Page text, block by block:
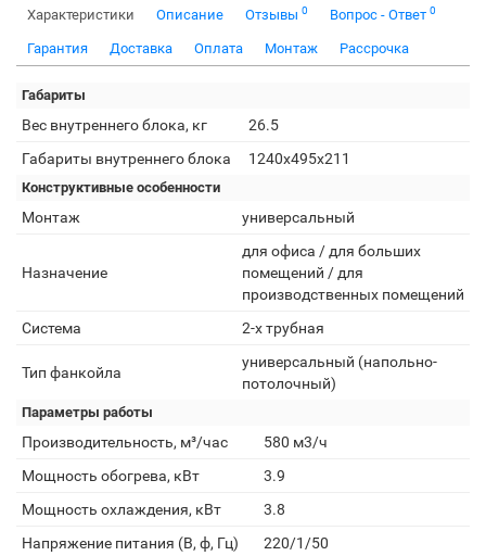
Характеристики Описание Отзывы 0 Вопрос - Ответ 0
Гарантия Доставка Оплата Монтаж Рассрочка
Габариты
Вес внутреннего блока, кг
26.5
Габариты внутреннего блока
1240x495x211
Конструктивные особенности
Монтаж универсальный
Назначение
для офиса / для больших
помещений / для
производственных помещений
Система
2-х трубная
Тип фанкойла
универсальный (напольно-
потолочный)
Параметры работы
Производительность, м³/час
580 м3/ч
Мощность обогрева, кВт
3.9
Мощность охлаждения, кВт
3.8
Напряжение питания (В, ф, Гц)
220/1/50